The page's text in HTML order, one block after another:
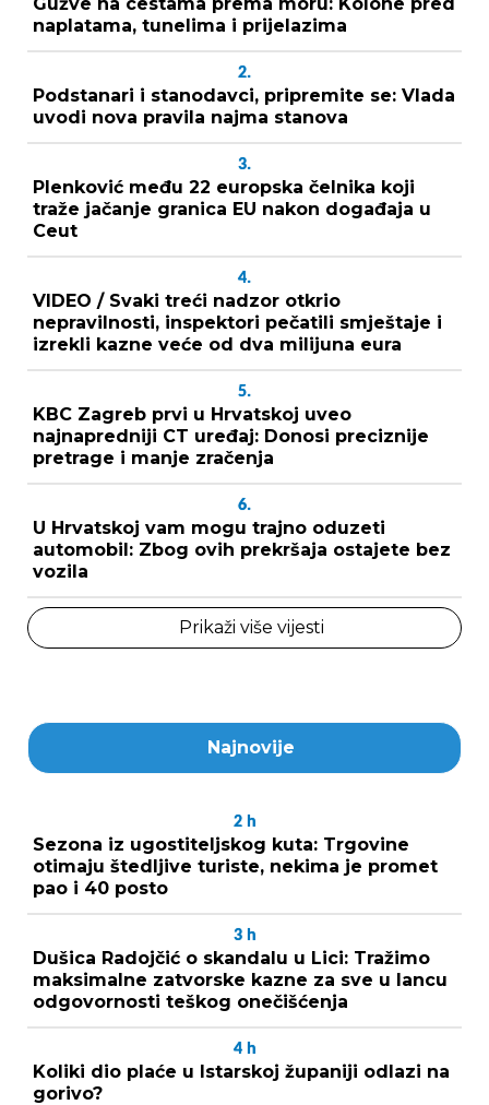
naplatama, tunelima i prijelazima
2.
Podstanari i stanodavci, pripremite se: Vlada
uvodi nova pravila najma stanova
3.
Plenković među 22 europska čelnika koji
traže jačanje granica EU nakon događaja u
Ceut
4.
VIDEO / Svaki treći nadzor otkrio
nepravilnosti, inspektori pečatili smještaje i
izrekli kazne veće od dva milijuna eura
5.
KBC Zagreb prvi u Hrvatskoj uveo
najnapredniji CT uređaj: Donosi preciznije
pretrage i manje zračenja
6.
U Hrvatskoj vam mogu trajno oduzeti
automobil: Zbog ovih prekršaja ostajete bez
vozila
Prikaži više vijesti
Najnovije
2 h
Sezona iz ugostiteljskog kuta: Trgovine
otimaju štedljive turiste, nekima je promet
pao i 40 posto
3 h
Dušica Radojčić o skandalu u Lici: Tražimo
maksimalne zatvorske kazne za sve u lancu
odgovornosti teškog onečišćenja
4 h
Koliki dio plaće u Istarskoj županiji odlazi na
gorivo?